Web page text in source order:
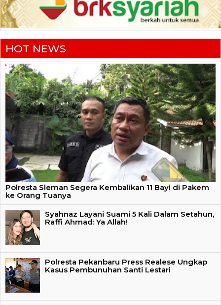
HOT NEWS
Polresta Sleman Segera Kembalikan 11 Bayi di Pakem
ke Orang Tuanya
Syahnaz Layani Suami 5 Kali Dalam Setahun,
Raffi Ahmad: Ya Allah!
Polresta Pekanbaru Press Realese Ungkap
Kasus Pembunuhan Santi Lestari